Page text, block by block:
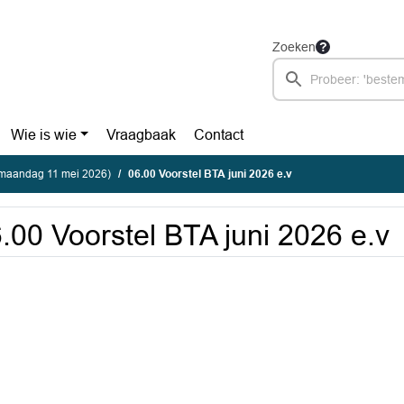
Zoeken
Wie is wie Vraagbaak Contact
11 mei 2026) 06.00 Voorstel BTA juni 2026 e.v
Voorstel BTA juni 2026 e.v